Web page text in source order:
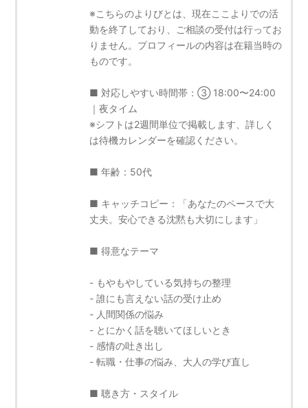
※こちらのよりびとは、現在ここよりでの活
動を終了しており、ご相談の受付は行ってお
りません。プロフィールの内容は在籍当時の
ものです。
■ 対応しやすい時間帯：③ 18:00〜24:00
｜夜タイム
※シフトは2週間単位で掲載します、詳しく
は待機カレンダーを確認ください。
■ 年齢：50代
■ キャッチコピー：「あなたのペースで大
丈夫。安心できる沈黙も大切にします」
■ 得意なテーマ
- もやもやしている気持ちの整理
- 誰にも言えない話の受け止め
- 人間関係の悩み
- とにかく話を聴いてほしいとき
- 感情の吐き出し
- 転職・仕事の悩み、大人の学び直し
■ 聴き方・スタイル